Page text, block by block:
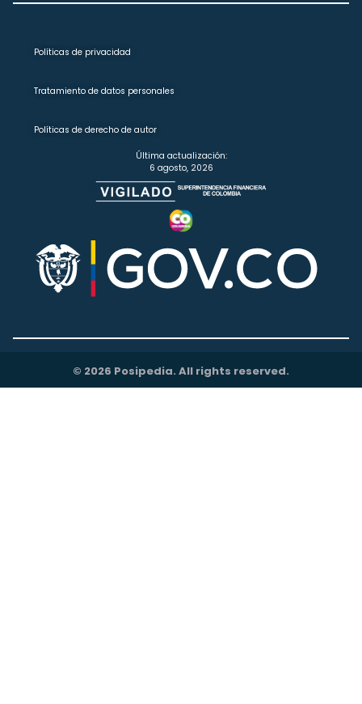
Políticas de privacidad
Tratamiento de datos personales
Políticas de derecho de autor
Última actualización:
6 agosto, 2026
© 2026 Posipedia. All rights reserved.